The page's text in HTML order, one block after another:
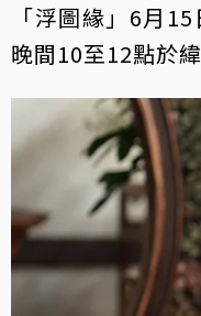
「浮圖緣」6月
晚間10至12點於